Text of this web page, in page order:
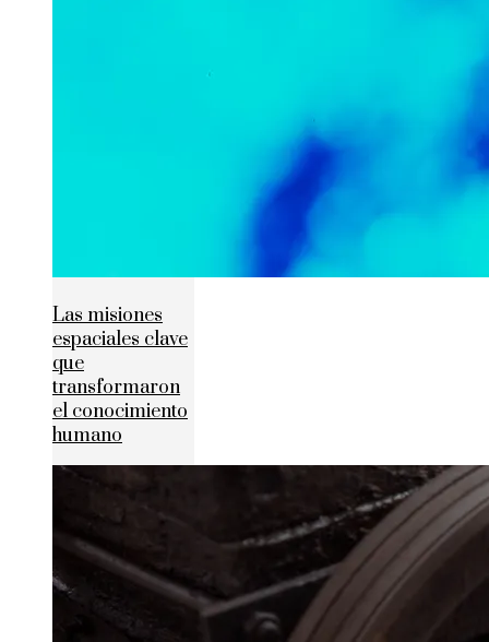
Las misiones
espaciales clave
que
transformaron
el conocimiento
humano